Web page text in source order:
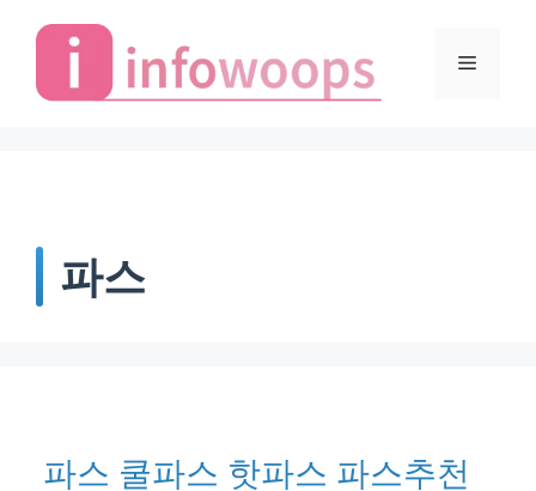
Menu
파스
파스 쿨파스 핫파스 파스추천